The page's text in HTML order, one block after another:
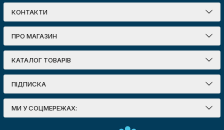
КОНТАКТИ
ПРО МАГАЗИН
КАТАЛОГ ТОВАРІВ
ПІДПИСКА
МИ У СОЦМЕРЕЖАХ: